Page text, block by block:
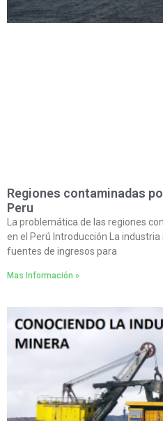
Regiones contaminadas
Peru
La problemática de las regiones
en el Perú Introducción La
fuentes de ingresos para
Mas Información »